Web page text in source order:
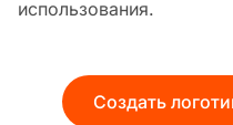
использования.
Создать